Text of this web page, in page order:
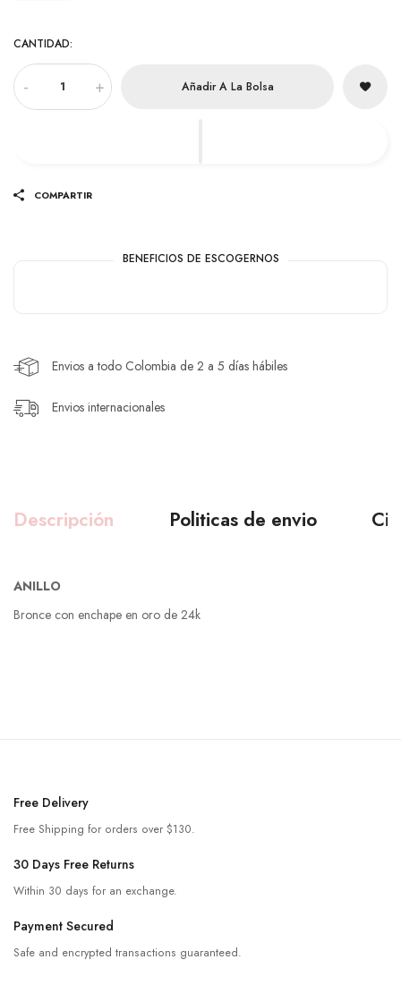
CANTIDAD:
- + Añadir A La Bolsa
COMPARTIR
BENEFICIOS DE ESCOGERNOS
Envios a todo Colombia de 2 a 5 días hábiles
Envios internacionales
Descripción Politicas de envio
ANILLO
Bronce con enchape en oro de 24k
Free Delivery
Free Shipping for orders over $130.
30 Days Free Returns
Within 30 days for an exchange.
Payment Secured
Safe and encrypted transactions guaranteed.